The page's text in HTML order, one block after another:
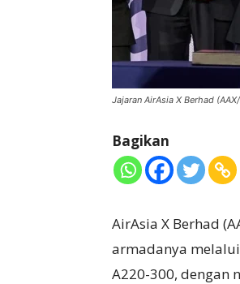
Jajaran AirAsia X Berhad
Bagikan
AirAsia X Berhad
armadanya
A220-300, dengan